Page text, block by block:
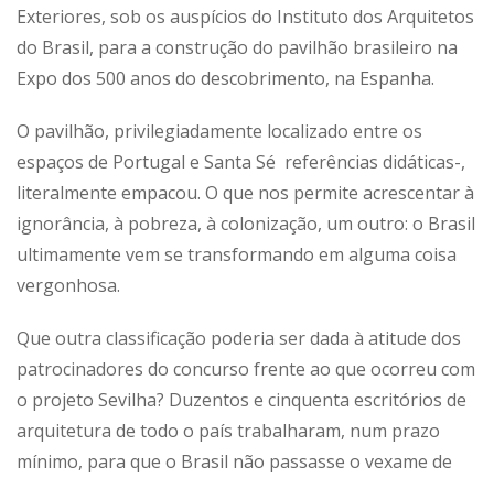
Exteriores, sob os auspícios do Instituto dos Arquitetos
do Brasil, para a construção do pavilhão brasileiro na
Expo dos 500 anos do descobrimento, na Espanha.
O pavilhão, privilegiadamente localizado entre os
espaços de Portugal e Santa Sé referências didáticas-,
literalmente empacou. O que nos permite acrescentar à
ignorância, à pobreza, à colonização, um outro: o Brasil
ultimamente vem se transformando em alguma coisa
vergonhosa.
Que outra classificação poderia ser dada à atitude dos
patrocinadores do concurso frente ao que ocorreu com
o projeto Sevilha? Duzentos e cinquenta escritórios de
arquitetura de todo o país trabalharam, num prazo
mínimo, para que o Brasil não passasse o vexame de